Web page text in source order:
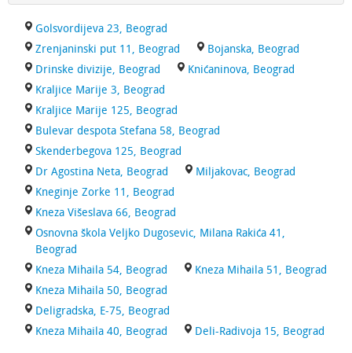
Golsvordijeva 23, Beograd
Zrenjaninski put 11, Beograd
Bojanska, Beograd
Drinske divizije, Beograd
Knićaninova, Beograd
Kraljice Marije 3, Beograd
Kraljice Marije 125, Beograd
Bulevar despota Stefana 58, Beograd
Skenderbegova 125, Beograd
Dr Agostina Neta, Beograd
Miljakovac, Beograd
Kneginje Zorke 11, Beograd
Kneza Višeslava 66, Beograd
Osnovna škola Veljko Dugosevic, Milana Rakića 41,
Beograd
Kneza Mihaila 54, Beograd
Kneza Mihaila 51, Beograd
Kneza Mihaila 50, Beograd
Deligradska, E-75, Beograd
Kneza Mihaila 40, Beograd
Deli-Radivoja 15, Beograd